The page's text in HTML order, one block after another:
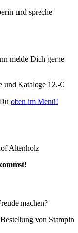
und spreche
melde Dich gerne
und Kataloge 12,-€
oben im Menü!
Altenholz
machen?
von Stampin